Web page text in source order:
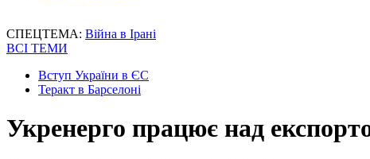
СПЕЦТЕМА: Війна в Ірані
ВСІ ТЕМИ
Вступ України в ЄС
Теракт в Барселоні
Укренерго працює над